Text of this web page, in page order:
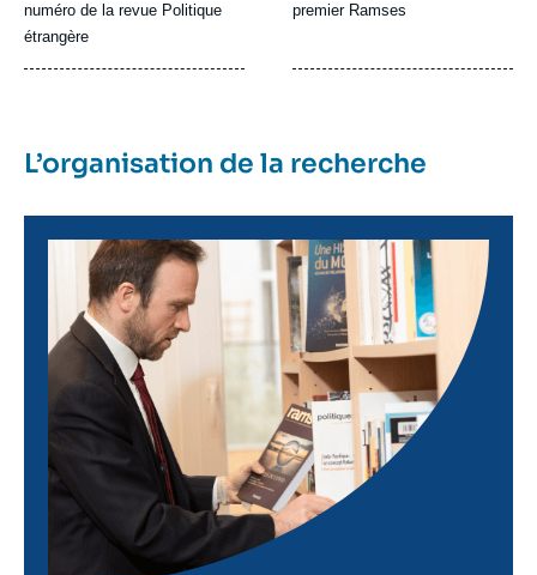
numéro de la revue Politique
étrangère
premier Ramses
L’organisation de la recherche
Image